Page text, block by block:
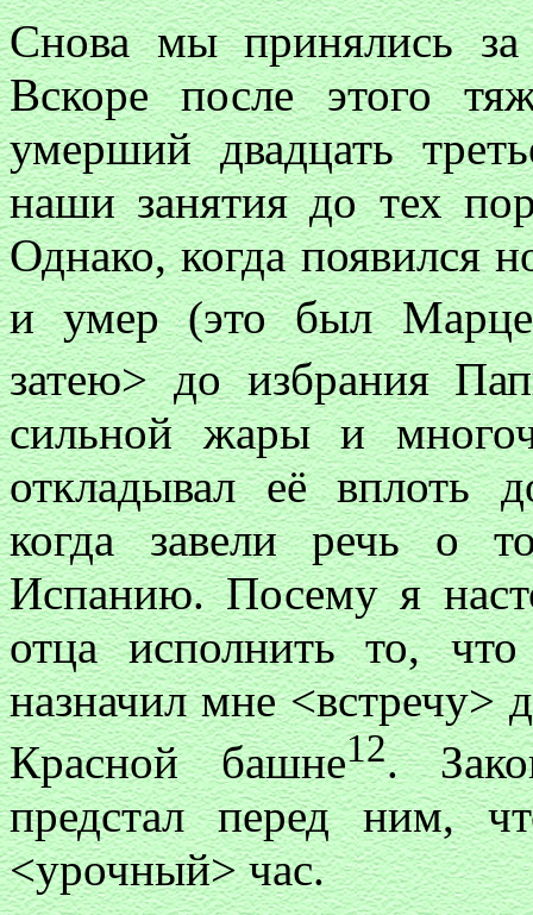
Снова мы принялись за
Вскоре после этого
умерший двадцать
наши занятия до тех
Однако, когда появился
и умер (это был
затею> до избрания
сильной жары и
откладывал её вплоть
когда завели речь о
Испанию. Посему я
отца исполнить то,
назначил мне <встречу>
Красной башне12.
предстал перед ним,
<урочный> час.